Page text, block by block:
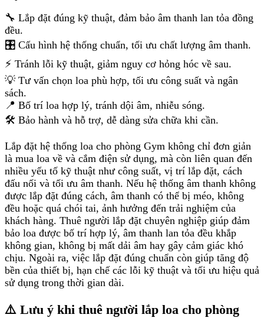
🔧 Lắp đặt đúng kỹ thuật, đảm bảo âm thanh lan tỏa đồng
đều.
🎛️ Cấu hình hệ thống chuẩn, tối ưu chất lượng âm thanh.
⚡ Tránh lỗi kỹ thuật, giảm nguy cơ hỏng hóc về sau.
💡 Tư vấn chọn loa phù hợp, tối ưu công suất và ngân
sách.
📍 Bố trí loa hợp lý, tránh dội âm, nhiễu sóng.
🛠️ Bảo hành và hỗ trợ, dễ dàng sửa chữa khi cần.
Lắp đặt hệ thống loa cho phòng Gym không chỉ đơn giản
là mua loa về và cắm điện sử dụng, mà còn liên quan đến
nhiều yếu tố kỹ thuật như công suất, vị trí lắp đặt, cách
đấu nối và tối ưu âm thanh. Nếu hệ thống âm thanh không
được lắp đặt đúng cách, âm thanh có thể bị méo, không
đều hoặc quá chói tai, ảnh hưởng đến trải nghiệm của
khách hàng. Thuê người lắp đặt chuyên nghiệp giúp đảm
bảo loa được bố trí hợp lý, âm thanh lan tỏa đều khắp
không gian, không bị mất dải âm hay gây cảm giác khó
chịu. Ngoài ra, việc lắp đặt đúng chuẩn còn giúp tăng độ
bền của thiết bị, hạn chế các lỗi kỹ thuật và tối ưu hiệu quả
sử dụng trong thời gian dài.
⚠️ Lưu ý khi thuê người lắp loa cho phòng